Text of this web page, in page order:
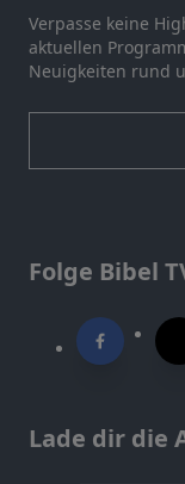
Verpasse keine
aktuellen
Neuigkeiten rund
Folge Bibel
Lade dir die